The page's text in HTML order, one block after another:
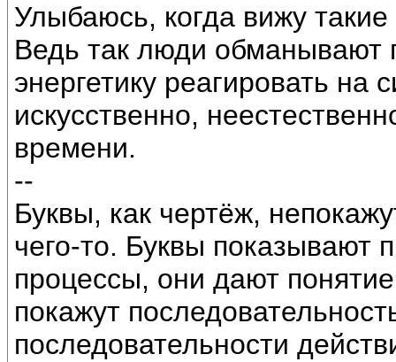
Улыбаюсь, когда вижу
Ведь так люди обманывают
энергетику реагировать
искусственно,
времени.
--
Буквы, как чертёж,
чего-то. Буквы показывают
процессы, они дают
покажут
последовательности